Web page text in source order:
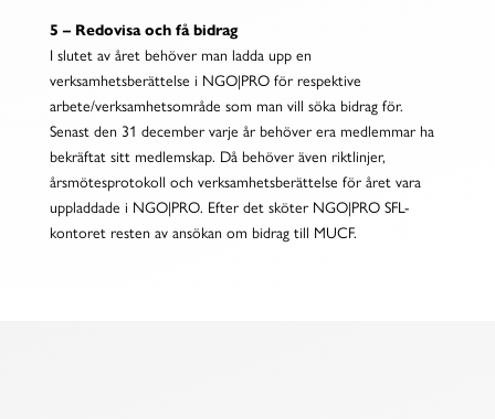
5 – Redovisa och få bidrag
I slutet av året behöver man ladda upp en
verksamhetsberättelse i NGO|PRO för respektive
arbete/verksamhetsområde som man vill söka bidrag för.
Senast den 31 december varje år behöver era medlemmar ha
bekräftat sitt medlemskap. Då behöver även riktlinjer,
årsmötesprotokoll och verksamhetsberättelse för året vara
uppladdade i NGO|PRO. Efter det sköter NGO|PRO SFL-
kontoret resten av ansökan om bidrag till MUCF.